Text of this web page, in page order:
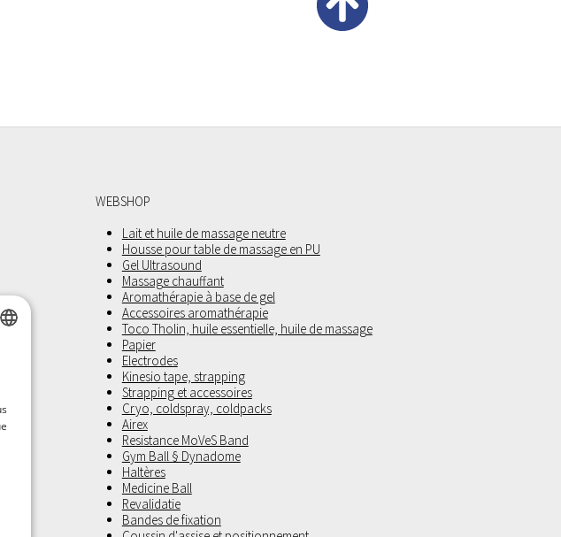
WEBSHOP
Lait et huile de massage neutre
Housse pour table de massage en PU
Gel Ultrasound
Massage chauffant
Aromathérapie à base de gel
Accessoires aromathérapie
Toco Tholin, huile essentielle, huile de massage
Papier
Electrodes
Kinesio tape, strapping
Strapping et accessoires
Cryo, coldspray, coldpacks
Airex
Resistance MoVeS Band
Gym Ball § Dynadome
Haltères
Medicine Ball
Revalidatie
Bandes de fixation